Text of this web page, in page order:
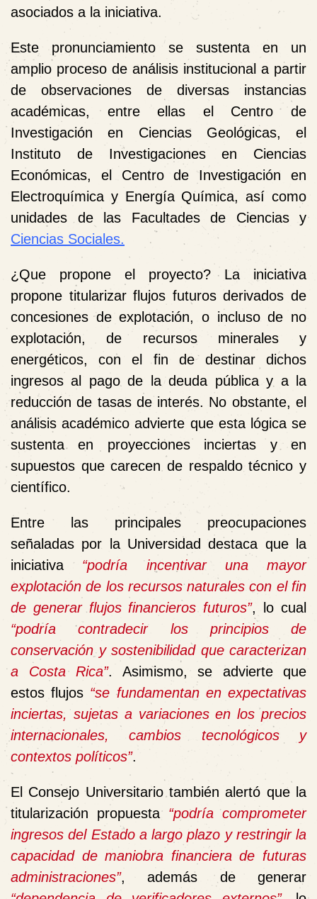
asociados a la iniciativa.
Este pronunciamiento se sustenta en un
amplio proceso de análisis institucional a partir
de observaciones de diversas instancias
académicas, entre ellas el Centro de
Investigación en Ciencias Geológicas, el
Instituto de Investigaciones en Ciencias
Económicas, el Centro de Investigación en
Electroquímica y Energía Química, así como
unidades de las Facultades de Ciencias y
Ciencias Sociales.
¿Que propone el proyecto? La iniciativa
propone titularizar flujos futuros derivados de
concesiones de explotación, o incluso de no
explotación, de recursos minerales y
energéticos, con el fin de destinar dichos
ingresos al pago de la deuda pública y a la
reducción de tasas de interés. No obstante, el
análisis académico advierte que esta lógica se
sustenta en proyecciones inciertas y en
supuestos que carecen de respaldo técnico y
científico.
Entre las principales preocupaciones
señaladas por la Universidad destaca que la
iniciativa “podría incentivar una mayor
explotación de los recursos naturales con el fin
de generar flujos financieros futuros”, lo cual
“podría contradecir los principios de
conservación y sostenibilidad que caracterizan
a Costa Rica”. Asimismo, se advierte que
estos flujos “se fundamentan en expectativas
inciertas, sujetas a variaciones en los precios
internacionales, cambios tecnológicos y
contextos políticos”.
El Consejo Universitario también alertó que la
titularización propuesta “podría comprometer
ingresos del Estado a largo plazo y restringir la
capacidad de maniobra financiera de futuras
administraciones”, además de generar